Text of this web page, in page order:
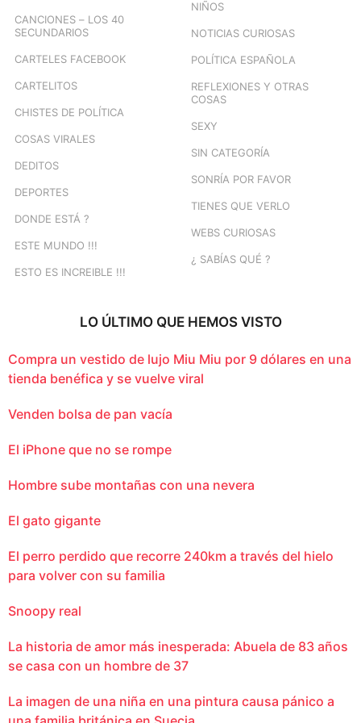
CANCIONES – LOS 40
SECUNDARIOS
CARTELES FACEBOOK
CARTELITOS
CHISTES DE POLÍTICA
COSAS VIRALES
DEDITOS
DEPORTES
DONDE ESTÁ ?
ESTE MUNDO !!!
ESTO ES INCREIBLE !!!
NIÑOS
NOTICIAS CURIOSAS
POLÍTICA ESPAÑOLA
REFLEXIONES Y OTRAS
COSAS
SEXY
SIN CATEGORÍA
SONRÍA POR FAVOR
TIENES QUE VERLO
WEBS CURIOSAS
¿ SABÍAS QUÉ ?
LO ÚLTIMO QUE HEMOS VISTO
Compra un vestido de lujo Miu Miu por 9 dólares en una
tienda benéfica y se vuelve viral
Venden bolsa de pan vacía
El iPhone que no se rompe
Hombre sube montañas con una nevera
El gato gigante
El perro perdido que recorre 240km a través del hielo
para volver con su familia
Snoopy real
La historia de amor más inesperada: Abuela de 83 años
se casa con un hombre de 37
La imagen de una niña en una pintura causa pánico a